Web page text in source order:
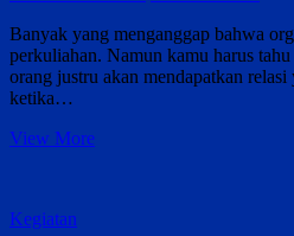
Banyak yang menganggap bahwa
perkuliahan. Namun kamu harus
orang justru akan mendapatkan
ketika…
View MorePRAMUKA
Kegiatan